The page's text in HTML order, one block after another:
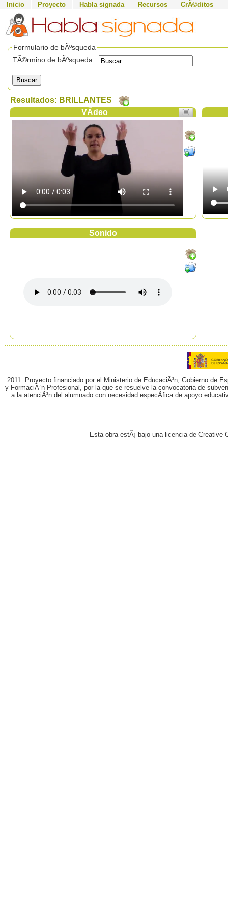
Inicio Proyecto Habla signada Recursos CrÃ©ditos
Formulario de bÃºsqueda
TÃ©rmino de bÃºsqueda:
Buscar
Resultados: BRILLANTES
VÃ­deo
Sonido
2011. Proyecto financiado por el Ministerio de EducaciÃ³n, Gobierno de
y FormaciÃ³n Profesional, por la que se resuelve la convocatoria de
a la atenciÃ³n del alumnado con necesidad especÃ­fica de apoyo
Esta obra estÃ¡ bajo una licencia de Creative